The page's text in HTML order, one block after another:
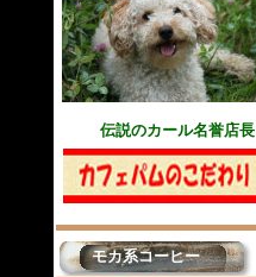
伝説のカール名誉店長
モカ系コーヒー